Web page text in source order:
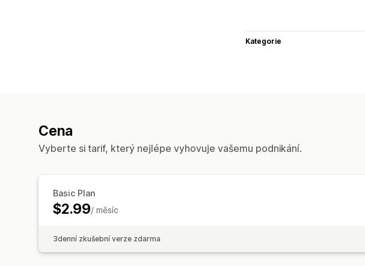
Kategorie
Cena
Vyberte si tarif, který nejlépe vyhovuje vašemu podnikání.
Basic Plan
$2.99/ měsíc
3denní zkušební verze zdarma